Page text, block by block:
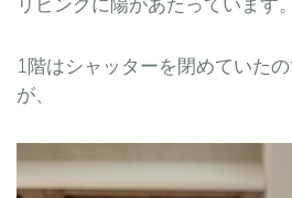
1階はシャッターを閉めていた
が、